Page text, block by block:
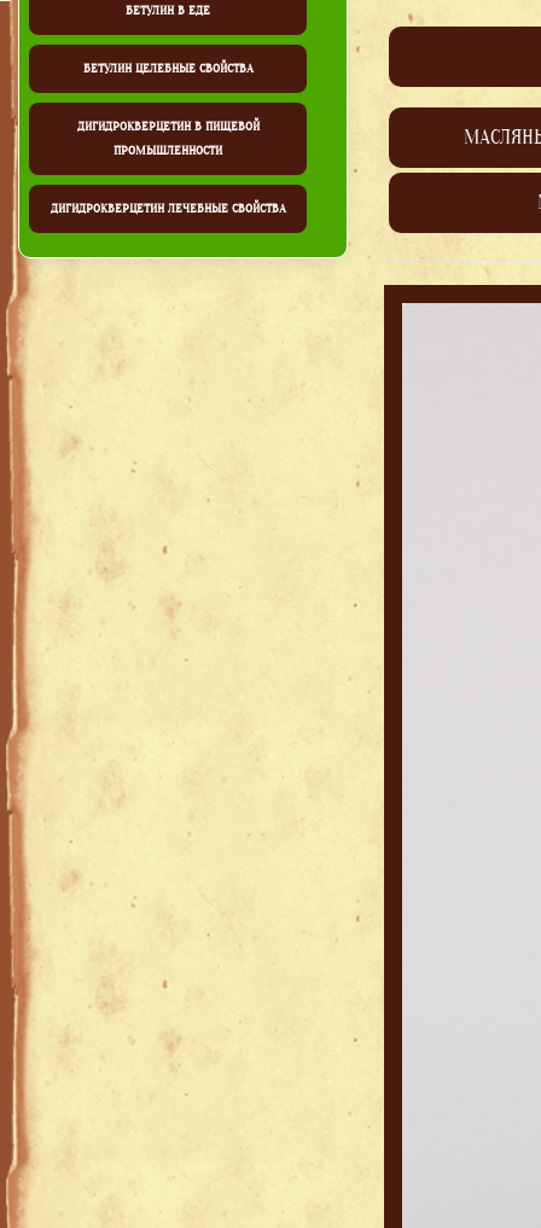
БЕТУЛИН В ЕДЕ
БЕТУЛИН ЦЕЛЕБНЫЕ СВОЙСТВА
ДИГИДРОКВЕРЦЕТИН В ПИЩЕВОЙ
ПРОМЫШЛЕННОСТИ
ДИГИДРОКВЕРЦЕТИН ЛЕЧЕБНЫЕ СВОЙСТВА